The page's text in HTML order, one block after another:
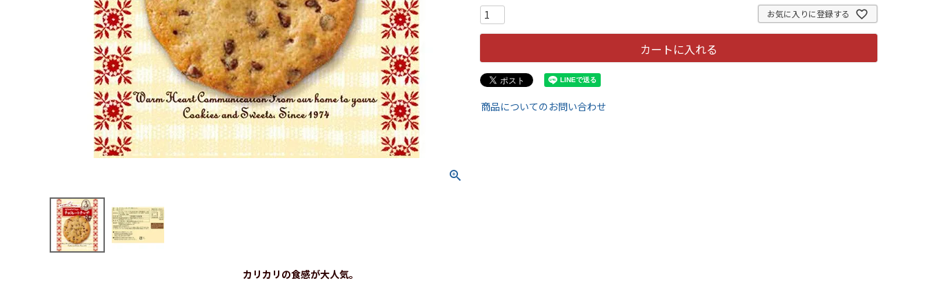
お気に入りに登録する
カートに入れる
商品についてのお問い合わせ
カリカリの食感が大人気。